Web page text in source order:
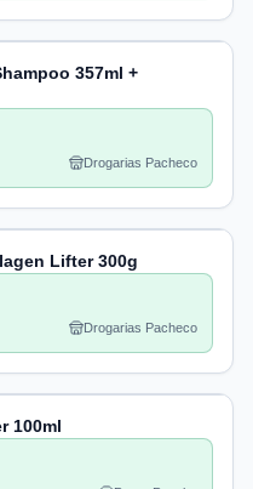
357ml +
Drogarias Pacheco
Lifter 300g
Drogarias Pacheco
100ml